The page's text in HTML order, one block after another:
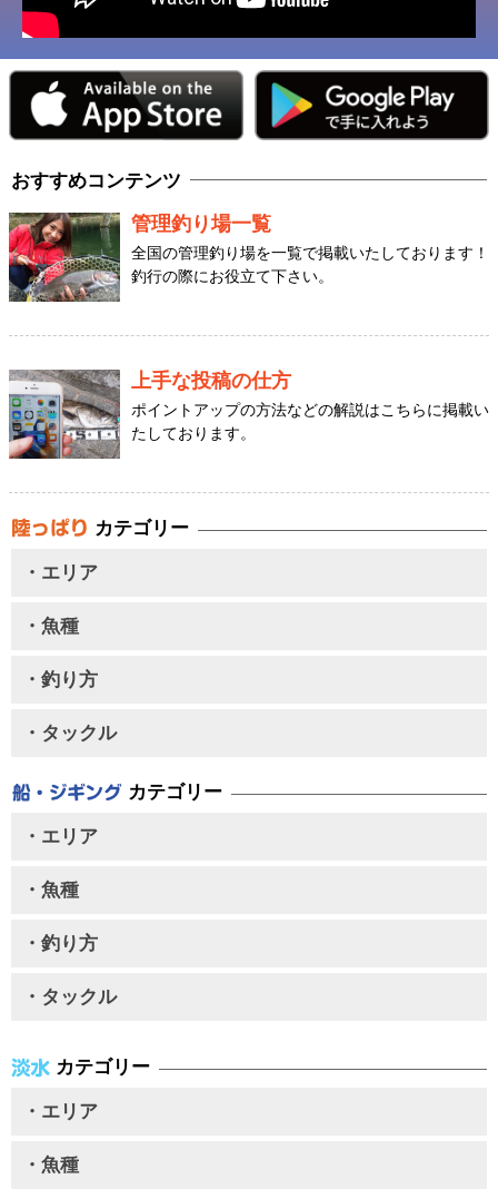
おすすめコンテンツ
管理釣り場一覧
全国の管理釣り場を一覧で掲載いたしております！
釣行の際にお役立て下さい。
上手な投稿の仕方
ポイントアップの方法などの解説はこちらに掲載い
たしております。
カテゴリー
・エリア
・魚種
・釣り方
・タックル
カテゴリー
・エリア
・魚種
・釣り方
・タックル
カテゴリー
・エリア
・魚種